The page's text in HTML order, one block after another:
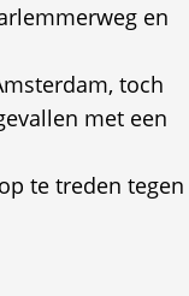
en
toch
met een
te treden tegen